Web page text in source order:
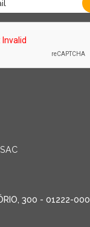
300 - 01222-000